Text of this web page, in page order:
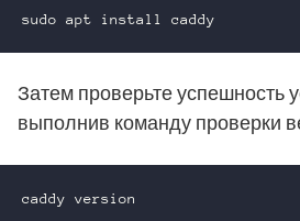
sudo apt install caddy
Затем проверьте успешность
выполнив команду проверки
caddy version